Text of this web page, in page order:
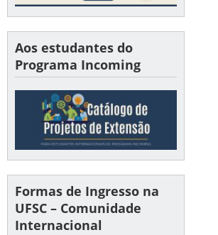
Aos estudantes do
Programa Incoming
Formas de Ingresso na
UFSC – Comunidade
Internacional